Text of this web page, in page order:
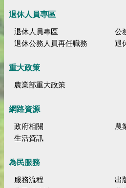
退休人員專區
退休人員專區
公
退休公務人員再任職務
退
重大政策
農業部重大政策
網路資源
政府相關
農
生活資訊
為民服務
服務流程
出